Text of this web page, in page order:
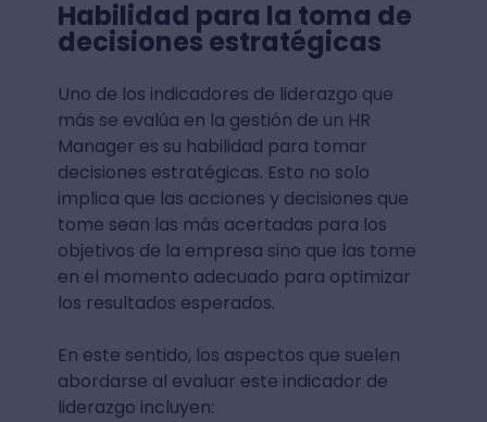
Habilidad para la toma de
decisiones estratégicas
Uno de los indicadores de liderazgo que
más se evalúa en la gestión de un HR
Manager es su habilidad para tomar
decisiones estratégicas. Esto no solo
implica que las acciones y decisiones que
tome sean las más acertadas para los
objetivos de la empresa sino que las tome
en el momento adecuado para optimizar
los resultados esperados.
En este sentido, los aspectos que suelen
abordarse al evaluar este indicador de
liderazgo incluyen: